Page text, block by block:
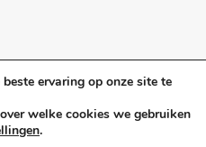
ervaring op onze site te
welke cookies we gebruiken
.